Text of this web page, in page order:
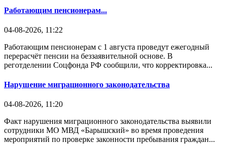
Работающим пенсионерам...
04-08-2026, 11:22
Работающим пенсионерам с 1 августа проведут ежегодный
перерасчёт пенсии на беззаявительной основе. В
реготделении Соцфонда РФ сообщили, что корректировка...
Нарушение миграционного законодательства
04-08-2026, 11:20
Факт нарушения миграционного законодательства выявили
сотрудники МО МВД «Барышский» во время проведения
мероприятий по проверке законности пребывания граждан...